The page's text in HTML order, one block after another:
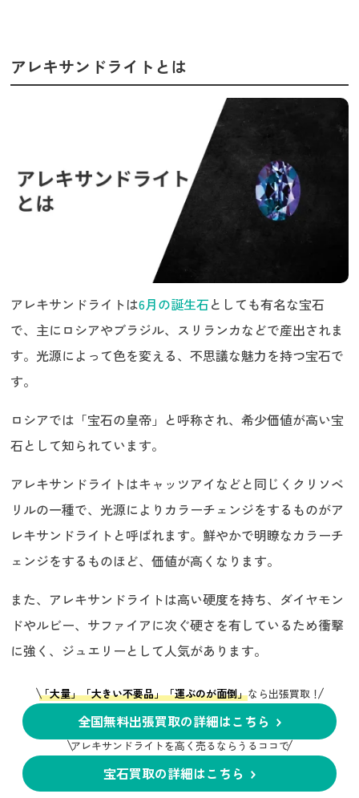
アレキサンドライトとは
アレキサンドライトは6月の誕生石としても有名な宝石
で、主にロシアやブラジル、スリランカなどで産出されま
す。光源によって色を変える、不思議な魅力を持つ宝石で
す。
ロシアでは「宝石の皇帝」と呼称され、希少価値が高い宝
石として知られています。
アレキサンドライトはキャッツアイなどと同じくクリソベ
リルの一種で、光源によりカラーチェンジをするものがア
レキサンドライトと呼ばれます。鮮やかで明瞭なカラーチ
ェンジをするものほど、価値が高くなります。
また、アレキサンドライトは高い硬度を持ち、ダイヤモン
ドやルビー、サファイアに次ぐ硬さを有しているため衝撃
に強く、ジュエリーとして人気があります。
「大量」「大きい不要品」「運ぶのが面倒」なら出張買取！
全国無料出張買取の詳細はこちら
アレキサンドライトを高く売るならうるココで
宝石買取の詳細はこちら